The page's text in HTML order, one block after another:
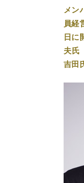
メン
員経
日に
夫氏
吉田